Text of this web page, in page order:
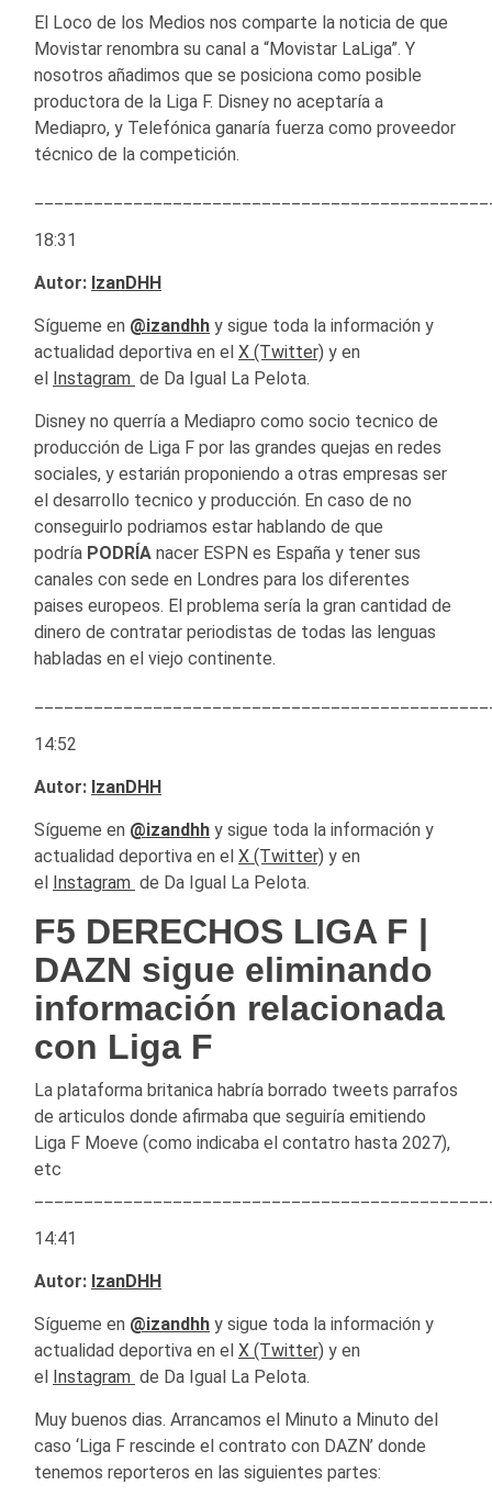
El Loco de los Medios nos comparte la noticia de que
Movistar renombra su canal a “Movistar LaLiga”. Y
nosotros añadimos que se posiciona como posible
productora de la Liga F. Disney no aceptaría a
Mediapro, y Telefónica ganaría fuerza como proveedor
técnico de la competición.
18:31
Autor: IzanDHH
Sígueme en @izandhh y sigue toda la información y
actualidad deportiva en el X (Twitter) y en
el Instagram de Da Igual La Pelota.
Disney no querría a Mediapro como socio tecnico de
producción de Liga F por las grandes quejas en redes
sociales, y estarián proponiendo a otras empresas ser
el desarrollo tecnico y producción. En caso de no
conseguirlo podriamos estar hablando de que
podría PODRÍA nacer ESPN es España y tener sus
canales con sede en Londres para los diferentes
paises europeos. El problema sería la gran cantidad de
dinero de contratar periodistas de todas las lenguas
habladas en el viejo continente.
14:52
Autor: IzanDHH
Sígueme en @izandhh y sigue toda la información y
actualidad deportiva en el X (Twitter) y en
el Instagram de Da Igual La Pelota.
F5 DERECHOS LIGA F |
DAZN sigue eliminando
información relacionada
con Liga F
La plataforma britanica habría borrado tweets parrafos
de articulos donde afirmaba que seguiría emitiendo
Liga F Moeve (como indicaba el contatro hasta 2027),
etc
14:41
Autor: IzanDHH
Sígueme en @izandhh y sigue toda la información y
actualidad deportiva en el X (Twitter) y en
el Instagram de Da Igual La Pelota.
Muy buenos dias. Arrancamos el Minuto a Minuto del
caso ‘Liga F rescinde el contrato con DAZN’ donde
tenemos reporteros en las siguientes partes: